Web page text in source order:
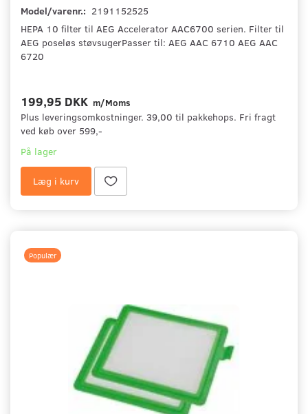
Model/varenr.: 2191152525
HEPA 10 filter til AEG Accelerator AAC6700 serien. Filter til
AEG poseløs støvsugerPasser til: AEG AAC 6710 AEG AAC
6720
199,95 DKK m/Moms
Plus leveringsomkostninger. 39,00 til pakkehops. Fri fragt
ved køb over 599,-
På lager
Læg i kurv
Populær